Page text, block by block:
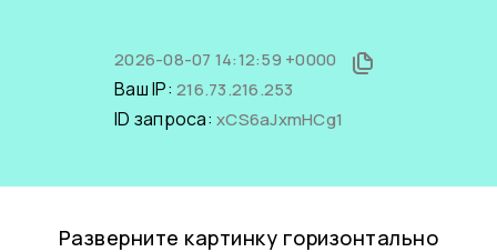
2026-08-07 14:12:59 +0000
Ваш IP: 216.73.216.253
ID запроса: xCS6aJxmHCg1
Разверните картинку горизонтально